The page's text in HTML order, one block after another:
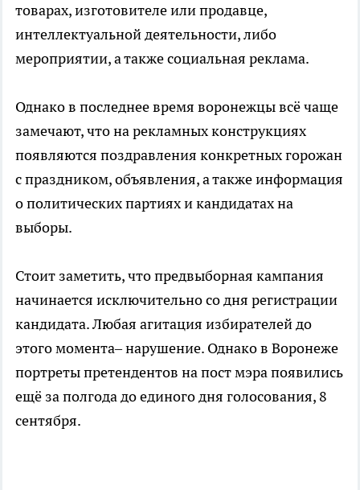
товарах, изготовителе или продавце,
интеллектуальной деятельности, либо
мероприятии, а также социальная реклама.
Однако в последнее время воронежцы всё чаще
замечают, что на рекламных конструкциях
появляются поздравления конкретных горожан
с праздником, объявления, а также информация
о политических партиях и кандидатах на
выборы.
Стоит заметить, что предвыборная кампания
начинается исключительно со дня регистрации
кандидата. Любая агитация избирателей до
этого момента– нарушение. Однако в Воронеже
портреты претендентов на пост мэра появились
ещё за полгода до единого дня голосования, 8
сентября.